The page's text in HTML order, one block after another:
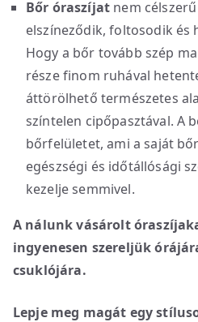
Bőr óraszíjat nem
elszíneződik, foltosodik és
Hogy a bőr tovább szép
része finom ruhával
áttörölhető természetes
színtelen cipőpasztával. A
bőrfelületet, ami a saját
egészségi és időtállósági
kezelje semmivel.
A nálunk vásárolt
ingyenesen szereljük
csuklójára.
Lepje meg magát egy